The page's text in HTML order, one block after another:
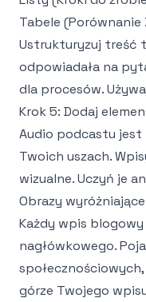
Tabele (Porównanie
Ustrukturyzuj treść
odpowiadała na
dla procesów.
Krok 5: Dodaj
Audio podcastu
Twoich uszach.
wizualne. Uczyń je
Obrazy wyróżniające
Każdy wpis
nagłówkowego.
górze Twojego